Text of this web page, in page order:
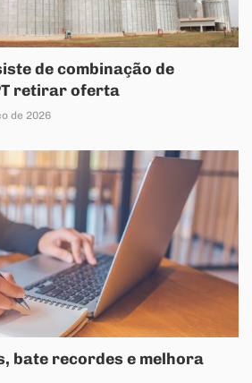
de combinação de
retirar oferta
de 2026
bate recordes e melhora